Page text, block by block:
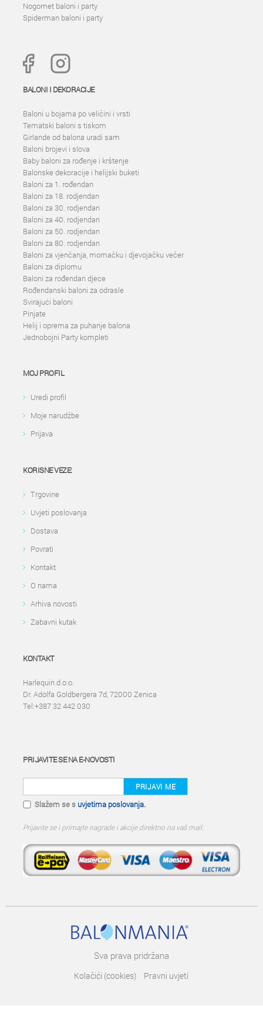
Nogomet baloni i party
Spiderman baloni i party
BALONI I DEKORACIJE
Baloni u bojama po veličini i vrsti
Tematski baloni s tiskom
Girlande od balona uradi sam
Baloni brojevi i slova
Baby baloni za rođenje i krštenje
Balonske dekoracije i helijski buketi
Baloni za 1. rođendan
Baloni za 18. rodjendan
Baloni za 30. rodjendan
Baloni za 40. rodjendan
Baloni za 50. rodjendan
Baloni za 80. rodjendan
Baloni za vjenčanja, momačku i djevojačku večer
Baloni za diplomu
Baloni za rođendan djece
Rođendanski baloni za odrasle
Svirajući baloni
Pinjate
Helij i oprema za puhanje balona
Jednobojni Party kompleti
MOJ PROFIL
Uredi profil
Moje narudžbe
Prijava
KORISNE VEZE:
Trgovine
Uvjeti poslovanja
Dostava
Povrati
Kontakt
O nama
Arhiva novosti
Zabavni kutak
KONTAKT
Harlequin d.o.o.
Dr. Adolfa Goldbergera 7d, 72000 Zenica
Tel:+387 32 442 030
PRIJAVITE SE NA E-NOVOSTI
PRIJAVI ME
Slažem se s uvjetima poslovanja.
Prijavite se i primajte nagrade i akcije direktno na vaš mail.
Sva prava pridržana
Kolačići (cookies) Pravni uvjeti